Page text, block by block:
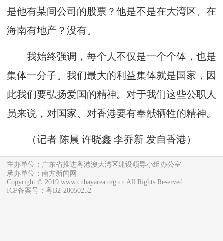
是他有某间公司的股票？他是不是在大湾区、在
海南有地产？没有。
我始终强调，每个人不仅是一个个体，也是
集体一分子。我们最大的利益集体就是国家，因
此我们要弘扬爱国的精神。对于我们这些公职人
员来说，对国家、对香港要有奉献牺牲的精神。
（记者 陈晨 许晓鑫 李乔新 发自香港）
主办单位：广东省推进粤港澳大湾区建设领导小组办公室
承办单位：南方新闻网
Copyright © 2019 www.cnbayarea.org.cn All Rights Reserved.
ICP备案号：粤B2-20050252